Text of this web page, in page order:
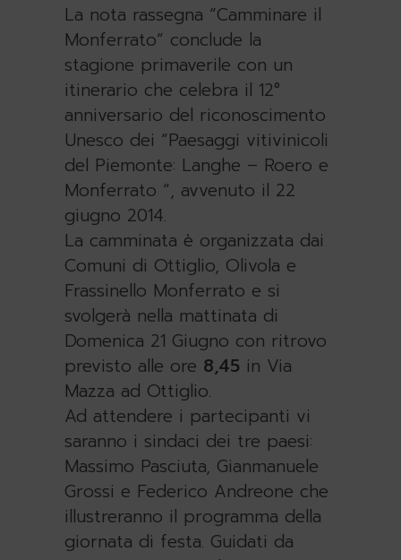
La nota rassegna “Camminare il
Monferrato“ conclude la
stagione primaverile con un
itinerario che celebra il 12°
anniversario del riconoscimento
Unesco dei “Paesaggi vitivinicoli
del Piemonte: Langhe – Roero e
Monferrato “, avvenuto il 22
giugno 2014.
La camminata è organizzata dai
Comuni di Ottiglio, Olivola e
Frassinello Monferrato e si
svolgerà nella mattinata di
Domenica 21 Giugno con ritrovo
previsto alle ore 8,45 in Via
Mazza ad Ottiglio.
Ad attendere i partecipanti vi
saranno i sindaci dei tre paesi:
Massimo Pasciuta, Gianmanuele
Grossi e Federico Andreone che
illustreranno il programma della
giornata di festa. Guidati da